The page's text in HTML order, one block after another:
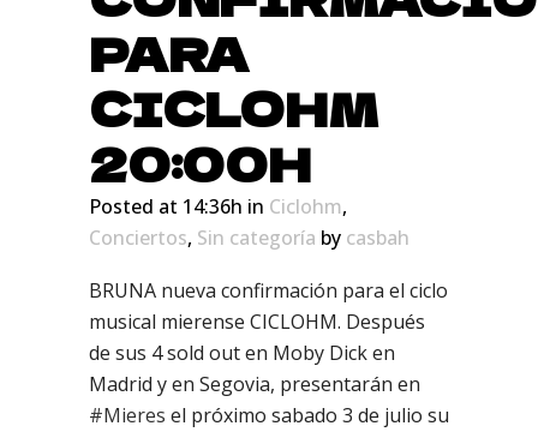
PARA
CICLOHM
20:00H
Posted at 14:36h in Ciclohm,
Conciertos, Sin categoría by casbah
BRUNA nueva confirmación para el ciclo
musical mierense CICLOHM. Después
de sus 4 sold out en Moby Dick en
Madrid y en Segovia, presentarán en
#Mieres el próximo sabado 3 de julio su